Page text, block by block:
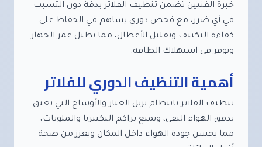
خبرة الفنيين تضمن تنظيف الفلاتر بدقة دون التسبب
في أي ضرر، مع فحص دوري يساهم في الحفاظ على
كفاءة التكييف وتقليل الأعطال، مما يطيل عمر الجهاز
ويوفر في استهلاك الطاقة.
أهمية التنظيف الدوري للفلاتر
تنظيف الفلاتر بانتظام يزيل الغبار والأوساخ التي تعيق
تدفق الهواء النقي، ويمنع تراكم البكتيريا والملوثات،
مما يحسن جودة الهواء داخل المكان ويعزز من صحة